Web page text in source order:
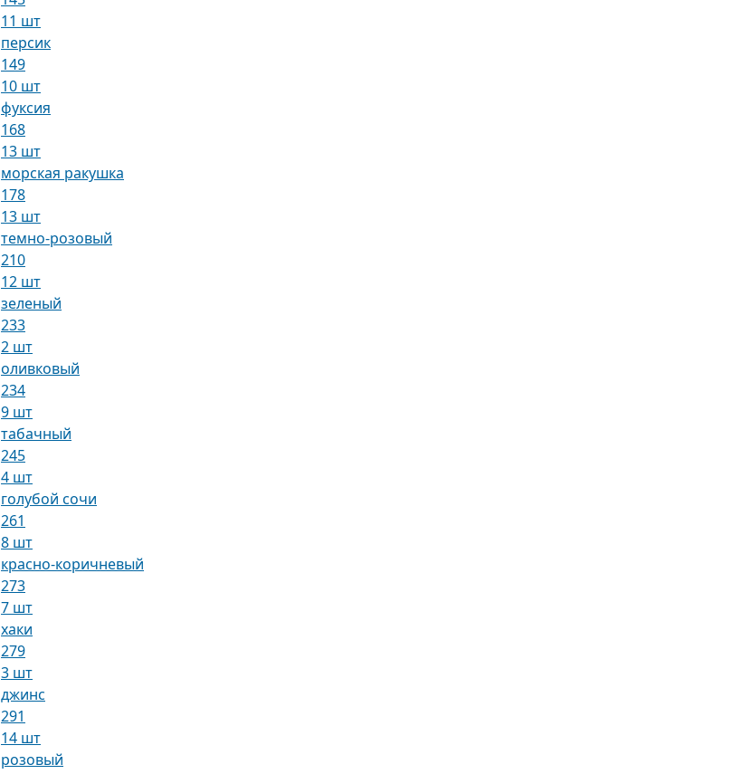
11 шт
персик
149
10 шт
фуксия
168
13 шт
морская ракушка
178
13 шт
темно-розовый
210
12 шт
зеленый
233
2 шт
оливковый
234
9 шт
табачный
245
4 шт
голубой сочи
261
8 шт
красно-коричневый
273
7 шт
хаки
279
3 шт
джинс
291
14 шт
розовый